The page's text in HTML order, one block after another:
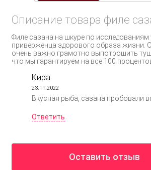
Описание товара филе
Филе сазана на шкуре по
приверженца здорового образа жизни.
очень важно грамотно выпотрошить
что мы гарантируем на все 100
Кира
23.11.2022
Вкусная рыба, сазана пробовали
Ответить
Оставить отзыв